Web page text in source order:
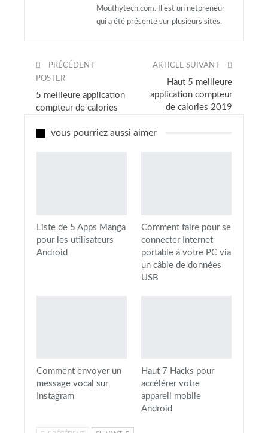
Mouthytech.com. Il est un netpreneur
qui a été présenté sur plusieurs sites.
PRÉCÉDENT
POSTER
5 meilleure application
compteur de calories
ARTICLE SUIVANT
Haut 5 meilleure
application compteur
de calories 2019
vous pourriez aussi aimer
Liste de 5 Apps Manga
pour les utilisateurs
Android
Comment faire pour se
connecter Internet
portable à votre PC via
un câble de données
USB
Comment envoyer un
message vocal sur
Instagram
Haut 7 Hacks pour
accélérer votre
appareil mobile
Android